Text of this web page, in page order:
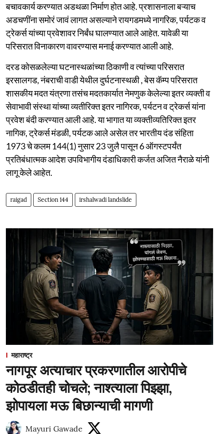
बचावकार्य करण्यात अडथळा निर्माण होत आहे. प्रशासनाला बऱ्याच
अडचणींना समोरं जावं लागत असल्याने रायगडमध्ये नागरिक, पर्यटक व
ट्रेकर्स यांच्या प्रवेशावर निर्बंध घालण्यात आले आहेत. यावेळी या
परिसरात विनाकारण वावरण्यास मनाई करण्यात आली आहे.
दरड कोसळलेल्या घटनास्थळांच्या ठिकाणी व त्यांच्या परिसरात
इरसालगड, नंबराची वाडी येथील दुर्घटनास्थळी , बेस कॅम्प परिसरात
शासकीय मदत यंत्रणा तसंच मदतकार्यात नेमणुक केलेल्या इतर व्यक्ती व
सेवाभावी संस्था यांच्या व्यतीरिक्त इतर नागिरक, पर्यटन व ट्रेकर्स यांना
प्रवेश बंदी करण्यात आली आहे. या भागात या व्यक्तीव्यतिरिक्त इतर
नागिक, ट्रेकर्स मंडळी, पर्यटक आले असेल तर भारतीय दंड संहिता
1973 चे कलम 144(1) नुसार 23 जुलै पासून 6 ऑगस्टपर्यंत
प्रतिबंधात्मक आदेश उपविभागीय दंडाधिकारी कर्जत अजित नैराळे यांनी
लागू केले आहेत.
raigad Section 144 irshalwadi landslide
महाराष्ट्र
नागपूर अत्याचार प्रकरणातील आरोपीचे
कोठडीतही चोचले; नाश्त्याला पिझ्झा,
झोपायला मऊ बिछान्याची मागणी
Mayuri Gawade